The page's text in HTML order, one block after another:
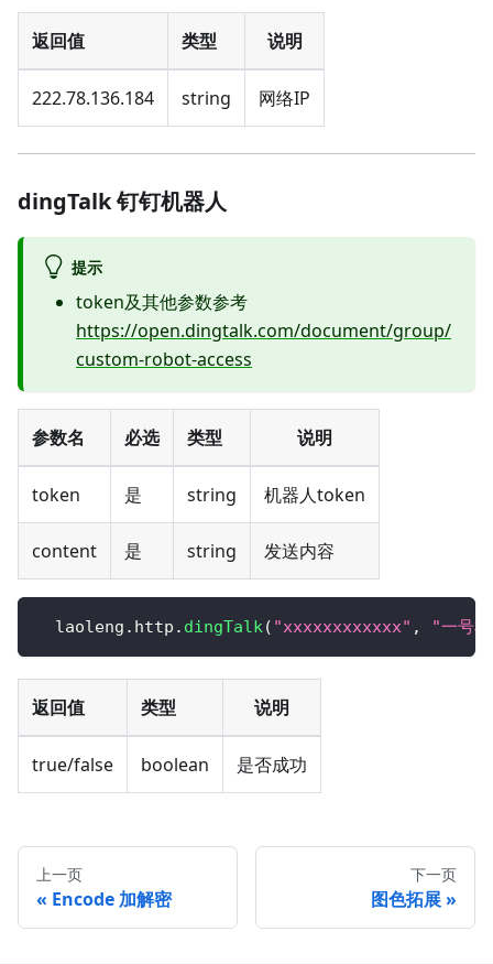
返回值 类型 说明
222.78.136.184 string 网络IP
dingTalk 钉钉机器人
提示
token及其他参数参考
https://open.dingtalk.com/document/group/
custom-robot-access
参数名 必选 类型 说明
token 是 string 机器人token
content 是 string 发送内容
  laoleng
. http . dingTalk( "xxxxxxxxxxxx" , "一号
返回值 类型 说明
true/false boolean 是否成功
上一页
Encode 加解密
下一页
图色拓展